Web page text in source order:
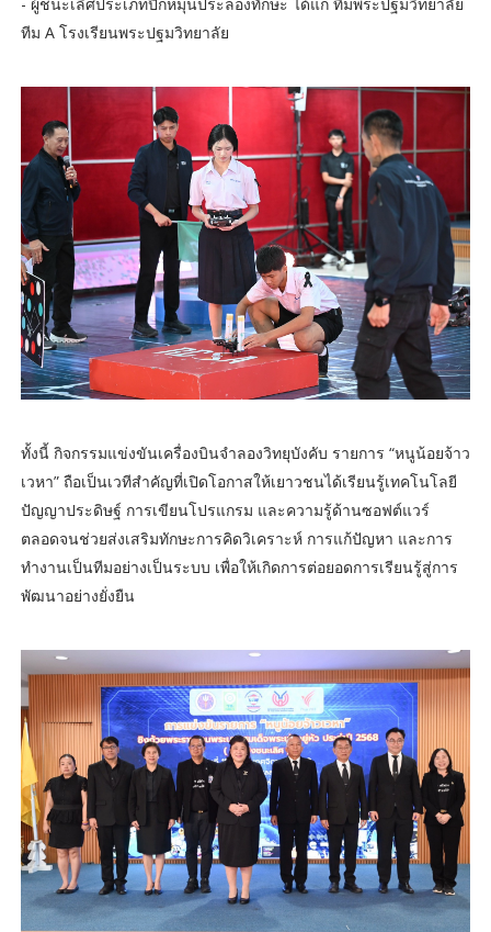
ทีม A โรงเรียนพระปฐมวิทยาลัย
ทั้งนี้ กิจกรรมแข่งขันเครื่องบินจำลองวิทยุบังคับ รายการ “หนูน้อยจ้าว
เวหา” ถือเป็นเวทีสำคัญที่เปิดโอกาสให้เยาวชนได้เรียนรู้เทคโนโลยี
ปัญญาประดิษฐ์ การเขียนโปรแกรม และความรู้ด้านซอฟต์แวร์
ตลอดจนช่วยส่งเสริมทักษะการคิดวิเคราะห์ การแก้ปัญหา และการ
ทำงานเป็นทีมอย่างเป็นระบบ เพื่อให้เกิดการต่อยอดการเรียนรู้สู่การ
พัฒนาอย่างยั่งยืน